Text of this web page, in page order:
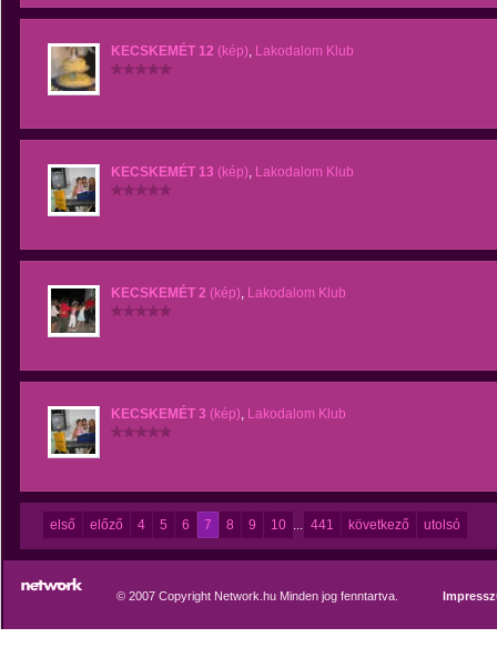
KECSKEMÉT 12 (kép), Lakodalom Klub
KECSKEMÉT 13 (kép), Lakodalom Klub
KECSKEMÉT 2 (kép), Lakodalom Klub
KECSKEMÉT 3 (kép), Lakodalom Klub
első előző 4 5 6 7 8 9 10 ... 441 következő utolsó
© 2007 Copyright Network.hu Minden jog fenntartva.